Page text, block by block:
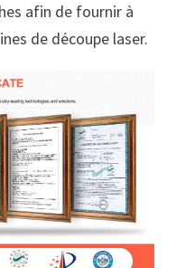
afin de fournir à
de découpe laser.